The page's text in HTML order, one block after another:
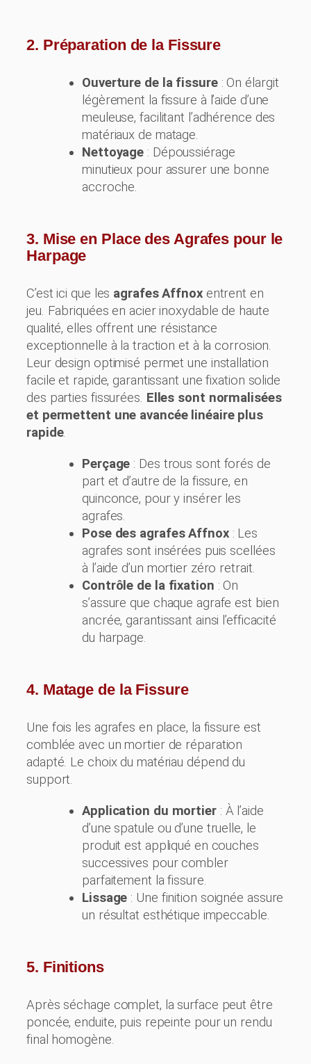
2. Préparation de la Fissure
Ouverture de la fissure: On élargit
légèrement la fissure à l’aide d’une
meuleuse, facilitant l’adhérence des
matériaux de matage.
Nettoyage : Dépoussiérage
minutieux pour assurer une bonne
accroche.
3. Mise en Place des Agrafes pour le
Harpage
C’est ici que les agrafes Affnoxentrent en
jeu. Fabriquées en acier inoxydable de haute
qualité, elles offrent une résistance
exceptionnelle à la traction et à la corrosion.
Leur design optimisé permet une installation
facile et rapide, garantissant une fixation solide
des parties fissurées. Elles sont normalisées
et permettent une avancée linéaire plus
rapide.
Perçage : Des trous sont forés de
part et d’autre de la fissure, en
quinconce, pour y insérer les
agrafes.
Pose des agrafes Affnox: Les
agrafes sont insérées puis scellées
à l’aide d’un mortier zéro retrait.
Contrôle de la fixation : On
s’assure que chaque agrafe est bien
ancrée, garantissant ainsi l’efficacité
du harpage.
4. Matage de la Fissure
Une fois les agrafes en place, la fissure est
comblée avec un mortier de réparation
adapté. Le choix du matériau dépend du
support.
Application du mortier: À l’aide
d’une spatule ou d’une truelle, le
produit est appliqué en couches
successives pour combler
parfaitement la fissure.
Lissage : Une finition soignée assure
un résultat esthétique impeccable.
5. Finitions
Après séchage complet, la surface peut être
poncée, enduite, puis repeinte pour un rendu
final homogène.